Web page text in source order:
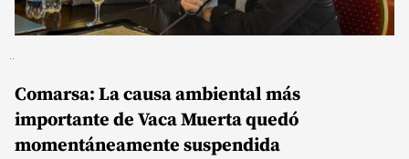
Comarsa: La causa ambiental más
importante de Vaca Muerta quedó
momentáneamente suspendida